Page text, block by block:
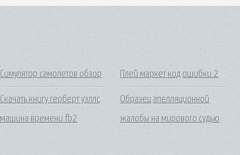
Симулятор самолетов обзор
Скачать книгу герберт уэллс
машина времени fb2
Плей маркет код ошибки 2
Образец апелляционной
жалобы на мирового судью